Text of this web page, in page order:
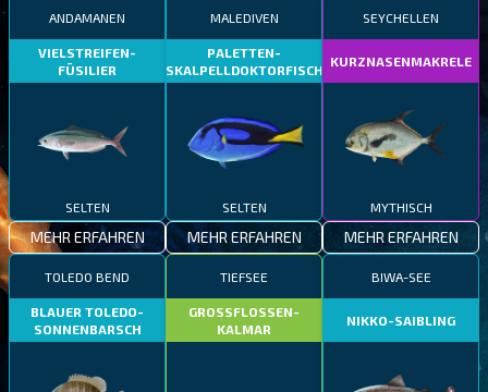
ANDAMANEN
VIELSTREIFEN-
FÜSILIER
SELTEN
MEHR ERFAHREN
MALEDIVEN
PALETTEN-
SKALPELLDOKTORFISCH
SELTEN
MEHR ERFAHREN
SEYCHELLEN
KURZNASENMAKRELE
MYTHISCH
MEHR ERFAHREN
TOLEDO BEND
BLAUER TOLEDO-
SONNENBARSCH
TIEFSEE
GROSSFLOSSEN-
KALMAR
BIWA-SEE
NIKKO-SAIBLING